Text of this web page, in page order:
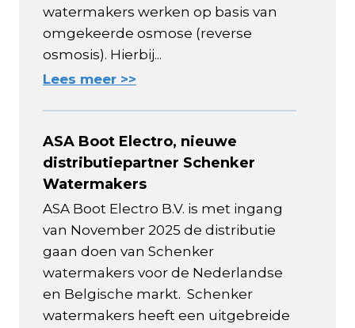
watermakers werken op basis van
omgekeerde osmose (reverse
osmosis). Hierbij...
Lees meer >>
ASA Boot Electro, nieuwe
distributiepartner Schenker
Watermakers
ASA Boot Electro B.V. is met ingang
van November 2025 de distributie
gaan doen van Schenker
watermakers voor de Nederlandse
en Belgische markt. Schenker
watermakers heeft een uitgebreide